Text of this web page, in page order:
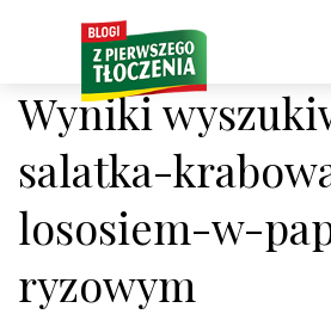
Wyniki
salatka-
lososiem-w-
ryzowym